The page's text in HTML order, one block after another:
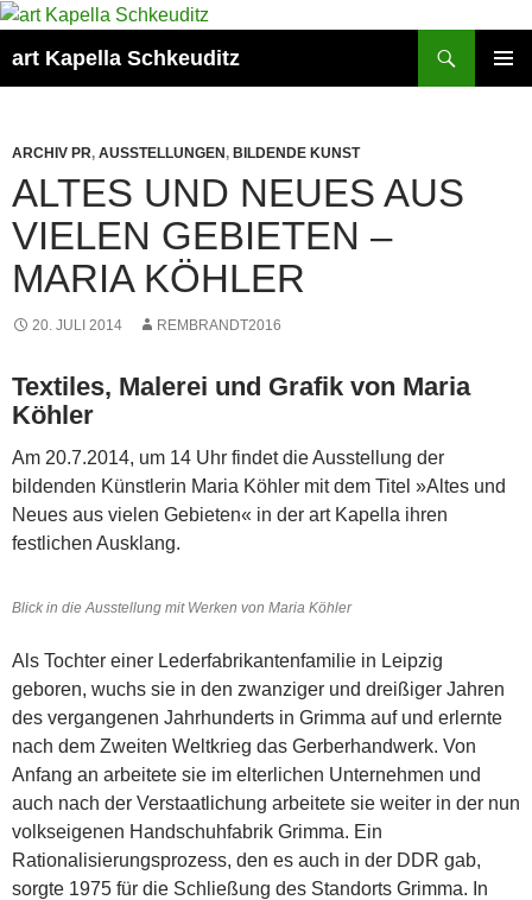
art Kapella Schkeuditz
ARCHIV PR, AUSSTELLUNGEN, BILDENDE KUNST
ALTES UND NEUES AUS
VIELEN GEBIETEN –
MARIA KÖHLER
20. JULI 2014 REMBRANDT2016
Textiles, Malerei und Grafik von Maria
Köhler
Am 20.7.2014, um 14 Uhr findet die Ausstellung der
bildenden Künstlerin Maria Köhler mit dem Titel »Altes und
Neues aus vielen Gebieten« in der art Kapella ihren
festlichen Ausklang.
Blick in die Ausstellung mit Werken von Maria Köhler
Als Tochter einer Lederfabrikantenfamilie in Leipzig
geboren, wuchs sie in den zwanziger und dreißiger Jahren
des vergangenen Jahrhunderts in Grimma auf und erlernte
nach dem Zweiten Weltkrieg das Gerberhandwerk. Von
Anfang an arbeitete sie im elterlichen Unternehmen und
auch nach der Verstaatlichung arbeitete sie weiter in der nun
volkseigenen Handschuhfabrik Grimma. Ein
Rationalisierungsprozess, den es auch in der DDR gab,
sorgte 1975 für die Schließung des Standorts Grimma. In